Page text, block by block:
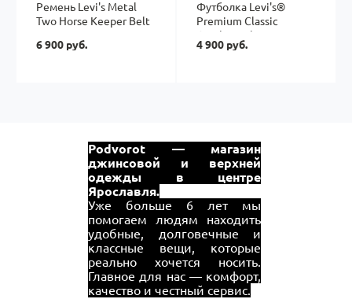
Ремень Levi's Metal
Two Horse Keeper Belt
6 900 руб.
Футболка Levi's®
Premium Classic
Graphic T-shirt
4 900 руб.
Podvorot — магазин
джинсовой и верхней
одежды в центре
Ярославля.
Уже больше 6 лет мы
помогаем людям находить
удобные, долговечные и
классные вещи, которые
реально хочется носить.
Главное для нас — комфорт,
качество и честный сервис.